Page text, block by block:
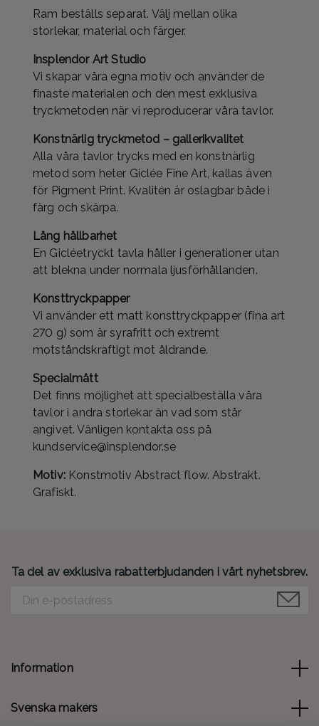
Ram beställs separat. Välj mellan olika
storlekar, material och färger.
Insplendor Art Studio
Vi skapar våra egna motiv och använder de
finaste materialen och den mest exklusiva
tryckmetoden när vi reproducerar våra tavlor.
Konstnärlig tryckmetod – gallerikvalitet
Alla våra tavlor trycks med en konstnärlig
metod som heter Giclée Fine Art, kallas även
för Pigment Print. Kvalitén är oslagbar både i
färg och skärpa.
Lång hållbarhet
En Gicléetryckt tavla håller i generationer utan
att blekna under normala ljusförhållanden.
Konsttryckpapper
Vi använder ett matt konsttryckpapper (fina art
270 g) som är syrafritt och extremt
motståndskraftigt mot åldrande.
Specialmått
Det finns möjlighet att specialbeställa våra
tavlor i andra storlekar än vad som står
angivet. Vänligen kontakta oss på
kundservice@insplendor.se
Motiv: Konstmotiv Abstract flow. Abstrakt.
Grafiskt.
Ta del av exklusiva rabatterbjudanden i vårt nyhetsbrev.
Information
Svenska makers